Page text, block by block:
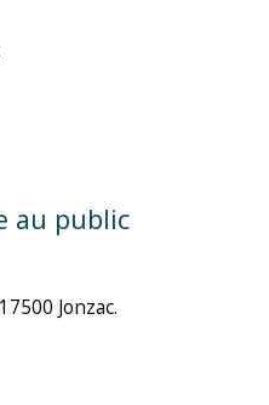
au public
Jonzac.